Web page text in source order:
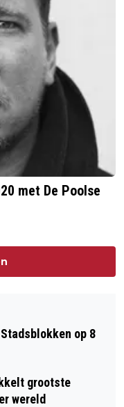
met De Poolse
op 8
grootste
wereld